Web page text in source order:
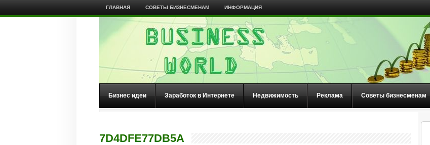
ГЛАВНАЯ СОВЕТЫ БИЗНЕСМЕНАМ ИНФОРМАЦИЯ
Бизнес идеи Заработок в Интернете Недвижимость Реклама Советы бизнесменам
7D4DFE77DB5A